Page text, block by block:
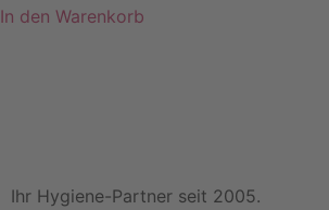
In den Warenkorb
Ihr Hygiene-Partner seit 2005.